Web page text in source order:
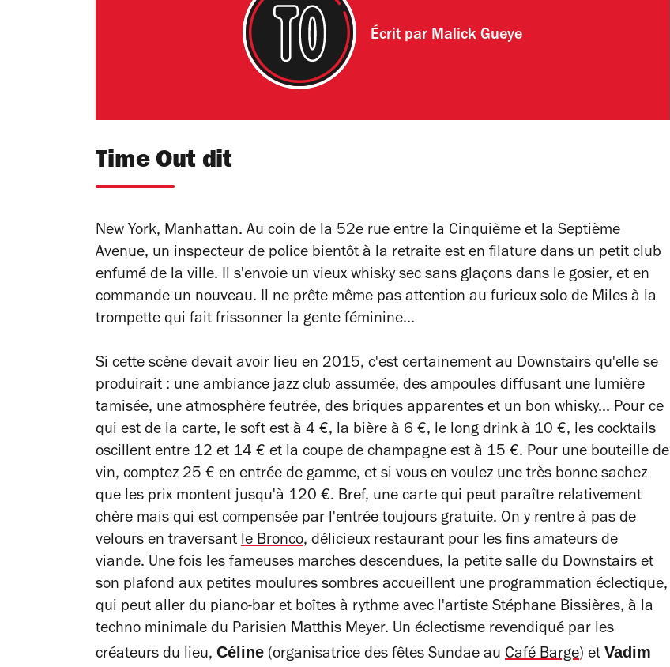
Écrit par Malick Gueye
Time Out dit
New York, Manhattan. Au coin de la 52e rue entre la Cinquième et la Septième
Avenue, un inspecteur de police bientôt à la retraite est en filature dans un petit club
enfumé de la ville. Il s'envoie un vieux whisky sec sans glaçons dans le gosier, et en
commande un nouveau. Il ne prête même pas attention au furieux solo de Miles à la
trompette qui fait frissonner la gente féminine...
Si cette scène devait avoir lieu en 2015, c'est certainement au Downstairs qu'elle se
produirait : une ambiance jazz club assumée, des ampoules diffusant une lumière
tamisée, une atmosphère feutrée, des briques apparentes et un bon whisky... Pour ce
qui est de la carte, le soft est à 4 €, la bière à 6 €, le long drink à 10 €, les cocktails
oscillent entre 12 et 14 € et la coupe de champagne est à 15 €. Pour une bouteille de
vin, comptez 25 € en entrée de gamme, et si vous en voulez une très bonne sachez
que les prix montent jusqu'à 120 €. Bref, une carte qui peut paraître relativement
chère mais qui est compensée par l'entrée toujours gratuite. On y rentre à pas de
velours en traversant le Bronco, délicieux restaurant pour les fins amateurs de
viande. Une fois les fameuses marches descendues, la petite salle du Downstairs et
son plafond aux petites moulures sombres accueillent une programmation éclectique,
qui peut aller du piano-bar et boîtes à rythme avec l'artiste Stéphane Bissières, à la
techno minimale du Parisien Matthis Meyer. Un éclectisme revendiqué par les
créateurs du lieu, Céline (organisatrice des fêtes Sundae au Café Barge) et Vadim